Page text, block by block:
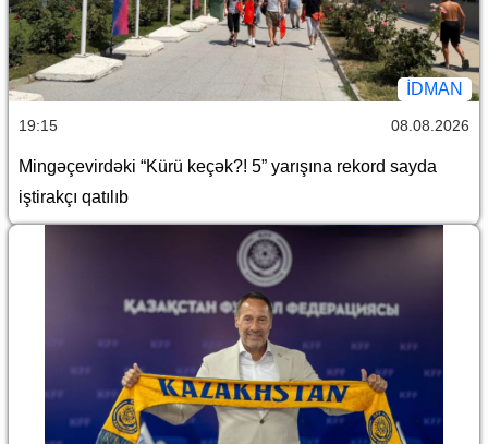
İDMAN
19:15 08.08.2026
Mingəçevirdəki “Kürü keçək?! 5” yarışına rekord sayda
iştirakçı qatılıb